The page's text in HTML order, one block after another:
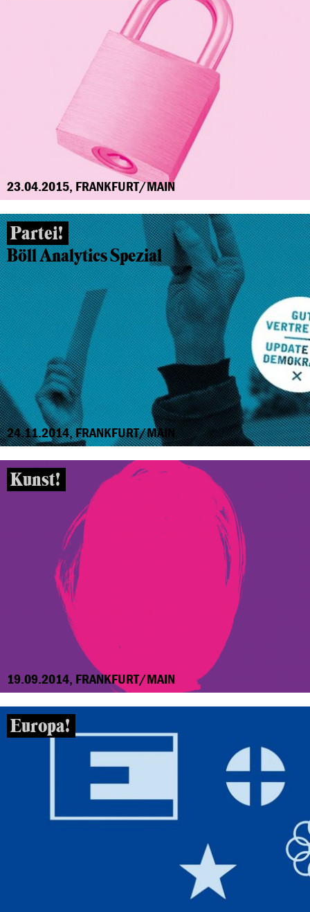
23.04.2015, FRANKFURT/MAIN
Partei!
Böll Analytics Spezial
24.11.2014, FRANKFURT/MAIN
Kunst!
19.09.2014, FRANKFURT/MAIN
Europa!